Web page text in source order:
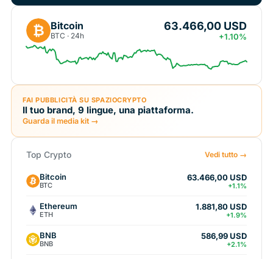
₿ Bitcoin
BTC · 24h
63.466,00 USD
+1.10%
FAI PUBBLICITÀ SU SPAZIOCRYPTO
Il tuo brand, 9 lingue, una piattaforma.
Guarda il media kit →
Top Crypto Vedi tutto →
Bitcoin
BTC
63.466,00 USD
+1.1%
Ethereum
ETH
1.881,80 USD
+1.9%
BNB
BNB
586,99 USD
+2.1%